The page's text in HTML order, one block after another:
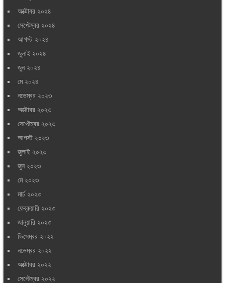
অক্টোবর ২০২৪
সেপ্টেম্বর ২০২৪
আগস্ট ২০২৪
জুলাই ২০২৪
জুন ২০২৪
মে ২০২৪
নভেম্বর ২০২৩
অক্টোবর ২০২৩
সেপ্টেম্বর ২০২৩
আগস্ট ২০২৩
জুলাই ২০২৩
জুন ২০২৩
মে ২০২৩
মার্চ ২০২৩
ফেব্রুয়ারি ২০২৩
জানুয়ারি ২০২৩
ডিসেম্বর ২০২২
নভেম্বর ২০২২
অক্টোবর ২০২২
সেপ্টেম্বর ২০২২